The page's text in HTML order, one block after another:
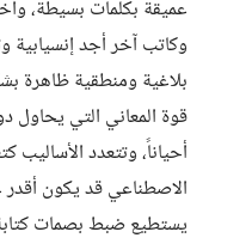
عميقة بكلمات بسيطة،
وكاتب آخر أجد إنسيابية
بلاغية ومنطقية ظاهرة
قوة المعاني التي يحاول
أحياناً، وتتعدد الأساليب
الاصطناعي قد يكون أقدر
يستطيع ضبط بصمات